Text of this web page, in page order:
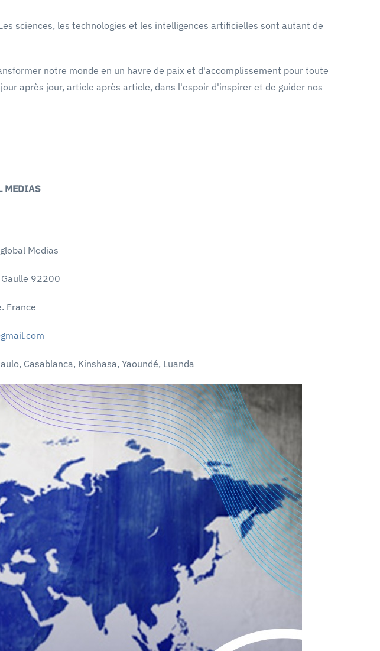
sciences, les technologies et les intelligences artificielles sont autant de
notre monde en un havre de paix et d'accomplissement pour toute
après jour, article après article, dans l'espoir d'inspirer et de guider nos
MEDIAS
Medias
92200
France
Casablanca, Kinshasa, Yaoundé, Luanda